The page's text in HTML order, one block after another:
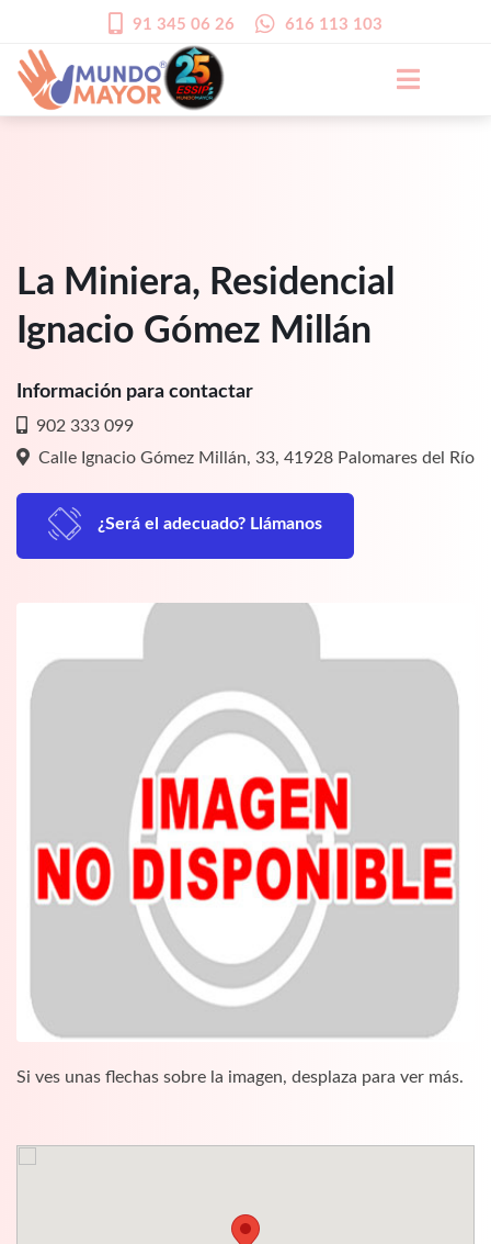
91 345 06 26 616 113 103
La Miniera, Residencial
Ignacio Gómez Millán
Información para contactar
902 333 099
Calle Ignacio Gómez Millán, 33, 41928 Palomares del Río
¿Será el adecuado? Llámanos
Si ves unas flechas sobre la imagen, desplaza para ver más.